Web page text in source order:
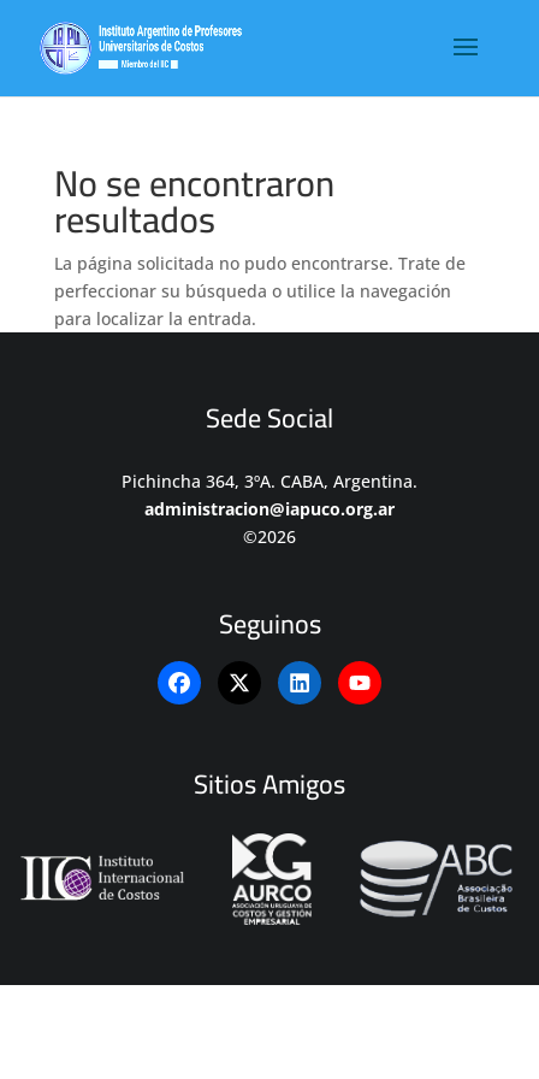
No se encontraron
resultados
La página solicitada no pudo encontrarse. Trate de
perfeccionar su búsqueda o utilice la navegación
para localizar la entrada.
Sede Social
Pichincha 364, 3ºA. CABA, Argentina.
administracion@iapuco.org.ar
©2026
Seguinos
Sitios Amigos